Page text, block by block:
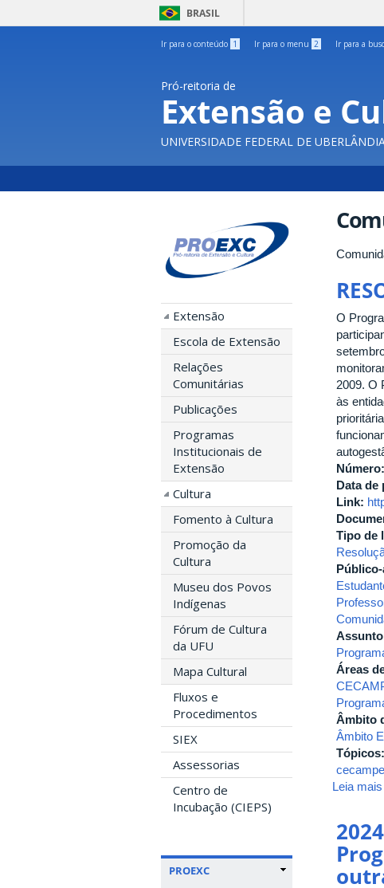
BRASIL
Ir para o conteúdo 1 Ir para o menu 2 Ir para a
Pró-reitoria de
Extensão e
UNIVERSIDADE FEDERAL DE
Extensão
Escola de Extensão
Relações
Comunitárias
Publicações
Programas
Institucionais de
Extensão
Cultura
Fomento à Cultura
Promoção da
Cultura
Museu dos Povos
Indígenas
Fórum de Cultura
da UFU
Mapa Cultural
Fluxos e
Procedimentos
SIEX
Assessorias
Centro de
Incubação (CIEPS)
PROEXC
O
2009. O
às
Número:
Data de
Link:
Tipo de
Áreas
Âmbito
Âmbito
Tópicos:
Leia mais